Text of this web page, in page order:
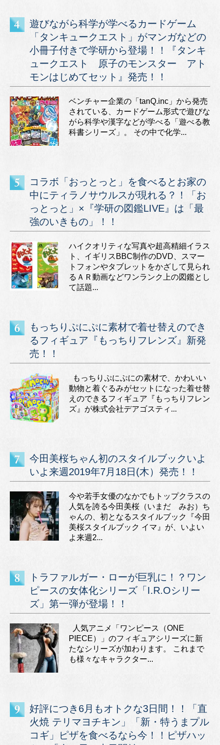
遊びながら科学が学べるカードゲーム
「タンキュークエスト」がマンガなどの
小冊子付きで学研から登場！！『タンキ
ュークエスト 原子のモンスター アト
モンはじめてセット』発売！！
ベンチャー企業の「tanQ.inc」から発売
されている、カードゲーム形式で遊びな
がら科学や漢字などが学べる「遊べる教
科書シリーズ」。 その中で化学...
コラボ「おっとっと」を食べるとお家の
中にティラノサウルスが現れる？！「お
っとっと」×『学研の図鑑LIVE』は「最
強のいきもの」！！
ハイクオリティな写真や超高精細イラス
ト、イギリスBBC制作のDVD、スマー
トフォンやタブレットをかざして見られ
るＡＲ動画などワンランク上の図鑑とし
て話題...
もっちりぷにぷに素材で着せ替えのでき
るフィギュア『もっちりフレンズ』新発
売！！
もっちりぷにぷにの素材で、かわいい
動物と着ぐるみがセットになった着せ替
えのできるフィギュア『もっちりフレン
ズ』が株式会社デアゴスティ...
今田美桜ちゃん初のスタイルブックいよ
いよ来週2019年7月18日(木）発売！！
今や若手女優のなかでもトップクラスの
人気を誇る今田美桜（いまだ みお）ち
ゃんの、初となるスタイルブック『今田
美桜スタイルブック イマ』が、いよい
よ来週2...
トラファルガー・ローが巨乳に！？ワン
ピースの女体化シリーズ「I.R.Oシリー
ズ」第一弾が登場！！
人気アニメ「ワンピース（ONE
PIECE）」のフィギュアシリーズに新
たなシリーズが加わります。 これまで
も様々なキャラクター...
好評につき6月もオトクな3日間！！「直
火焼 テリマヨチキン」「新・特うまプル
コギ」ピザを食べるなら今！！ピザハッ